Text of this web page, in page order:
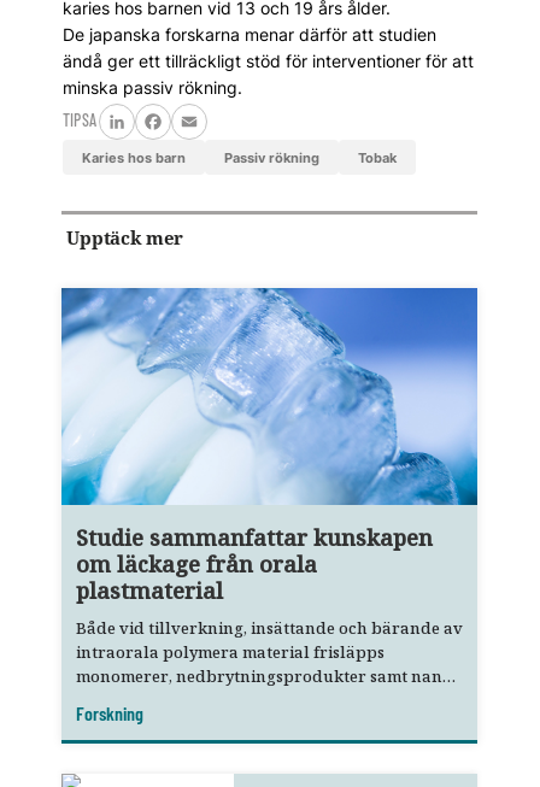
karies hos barnen vid 13 och 19 års ålder.
De japanska forskarna menar därför att studien
ändå ger ett tillräckligt stöd för interventioner för att
minska passiv rökning.
TIPSA
LinkedInFacebook
Email
karies hos barn passiv rökning tobak
Upptäck mer
Studie sammanfattar kunskapen
om läckage från orala
plastmaterial
Både vid tillverkning, insättande och bärande av
intraorala polymera material frisläpps
monomerer, nedbrytningsprodukter samt nano-
Forskning